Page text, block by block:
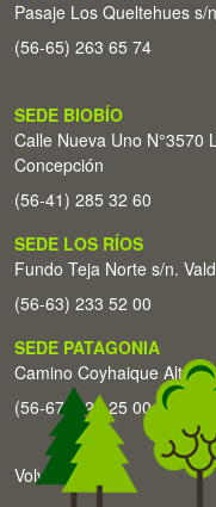
Pasaje Los Queltehues
(56-65) 263 65 74
SEDE BIOBÍO
Calle Nueva Uno N°3570
Concepción
(56-41) 285 32 60
SEDE LOS RÍOS
Fundo Teja Norte s/n.
(56-63) 233 52 00
SEDE PATAGONIA
Camino Coyhaique Alto
(56-67) 226 25 00
Volver arriba